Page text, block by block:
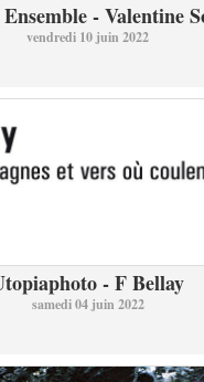
- Valentine
vendredi 10 juin 2022
- F Bellay
samedi 04 juin 2022